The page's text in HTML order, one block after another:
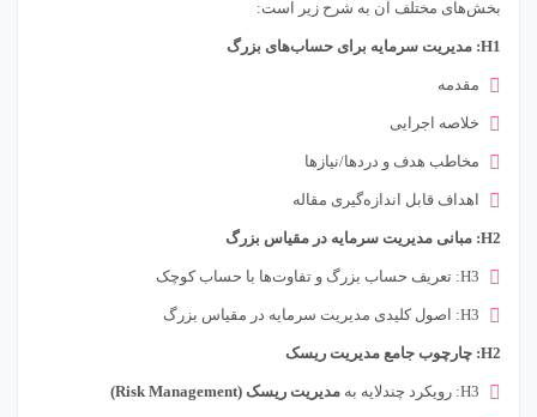
بخش‌های مختلف آن به شرح زیر است:
H1: مدیریت سرمایه برای حساب‌های بزرگ
مقدمه
خلاصه اجرایی
مخاطب هدف و دردها/نیازها
اهداف قابل اندازه‌گیری مقاله
H2: مبانی مدیریت سرمایه در مقیاس بزرگ
H3: تعریف حساب بزرگ و تفاوت‌ها با حساب کوچک
H3: اصول کلیدی مدیریت سرمایه در مقیاس بزرگ
H2: چارچوب جامع مدیریت ریسک
H3: رویکرد چندلایه به مدیریت ریسک (Risk Management)